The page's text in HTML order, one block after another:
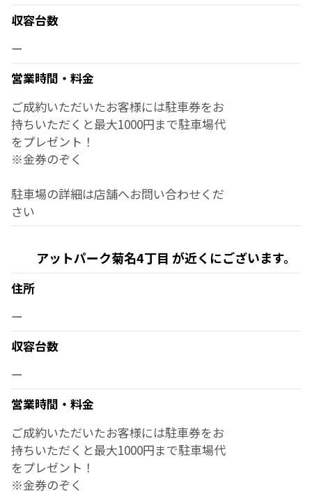
収容台数
ー
営業時間・料金
ご成約いただいたお客様には駐車券をお
持ちいただくと最大1000円まで駐車場代
をプレゼント！
※金券のぞく
駐車場の詳細は店舗へお問い合わせくだ
さい
アットパーク菊名4丁目 が近くにございます。
住所
ー
収容台数
ー
営業時間・料金
ご成約いただいたお客様には駐車券をお
持ちいただくと最大1000円まで駐車場代
をプレゼント！
※金券のぞく